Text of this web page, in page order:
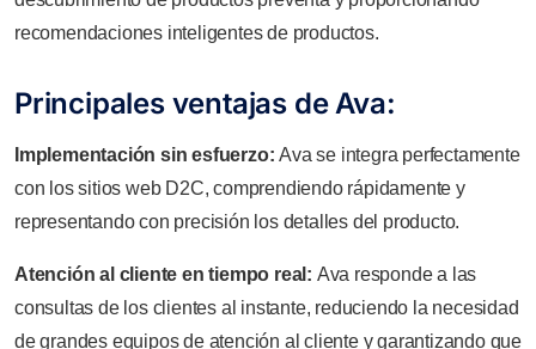
recomendaciones inteligentes de productos.
Principales ventajas de Ava:
Implementación sin esfuerzo:Ava se integra perfectamente
con los sitios web D2C, comprendiendo rápidamente y
representando con precisión los detalles del producto.
Atención al cliente en tiempo real: Ava responde a las
consultas de los clientes al instante, reduciendo la necesidad
de grandes equipos de atención al cliente y garantizando que